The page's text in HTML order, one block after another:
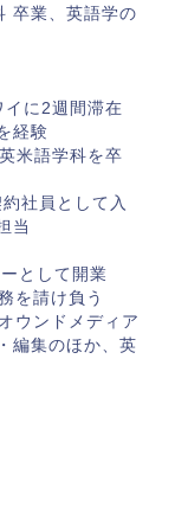
卒業、英語学の
イに2週間滞在
経験
米語学科を卒
社員として入
当
として開業
を請け負う
ウンドメディア
編集のほか、英